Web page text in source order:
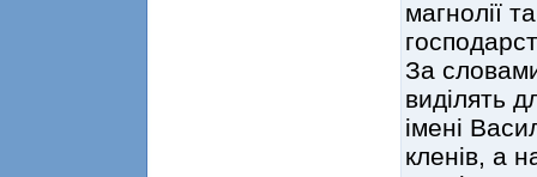
магнолії
За
виділять
імені
кленів, а